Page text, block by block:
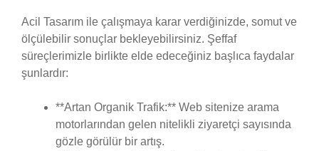
Acil Tasarım ile çalışmaya karar verdiğinizde, somut ve
ölçülebilir sonuçlar bekleyebilirsiniz. Şeffaf
süreçlerimizle birlikte elde edeceğiniz başlıca faydalar
şunlardır:
**Artan Organik Trafik:** Web sitenize arama
motorlarından gelen nitelikli ziyaretçi sayısında
gözle görülür bir artış.